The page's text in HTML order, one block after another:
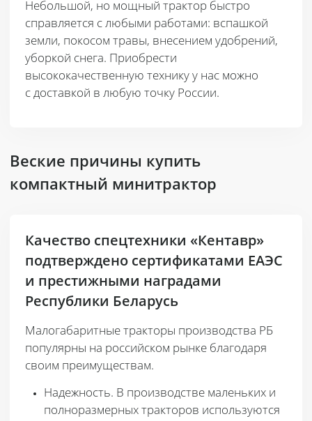
Небольшой, но мощный трактор быстро
справляется с любыми работами: вспашкой
земли, покосом травы, внесением удобрений,
уборкой снега. Приобрести
высококачественную технику у нас можно
с доставкой в любую точку России.
Веские причины купить
компактный минитрактор
Качество спецтехники «Кентавр»
подтверждено сертификатами ЕАЭС
и престижными наградами
Республики Беларусь
Малогабаритные тракторы производства РБ
популярны на российском рынке благодаря
своим преимуществам.
Надежность. В производстве маленьких и
полноразмерных тракторов используются